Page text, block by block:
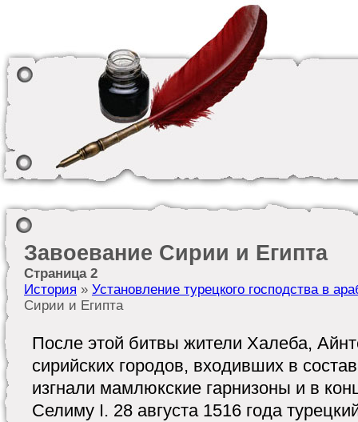
Завоевание Сирии и Египта
Страница 2
История » Установление турецкого господства в
Сирии и Египта
После этой битвы жители Халеба,
сирийских городов, входивших в
изгнали мамлюкские гарнизоны и в
Селиму I. 28 августа 1516 года